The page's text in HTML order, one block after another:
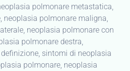
polmonare metastatica,
neoplasia polmonare maligna,
neoplasia polmonare con
polmonare destra,
sintomi di neoplasia
polmonare, neoplasia